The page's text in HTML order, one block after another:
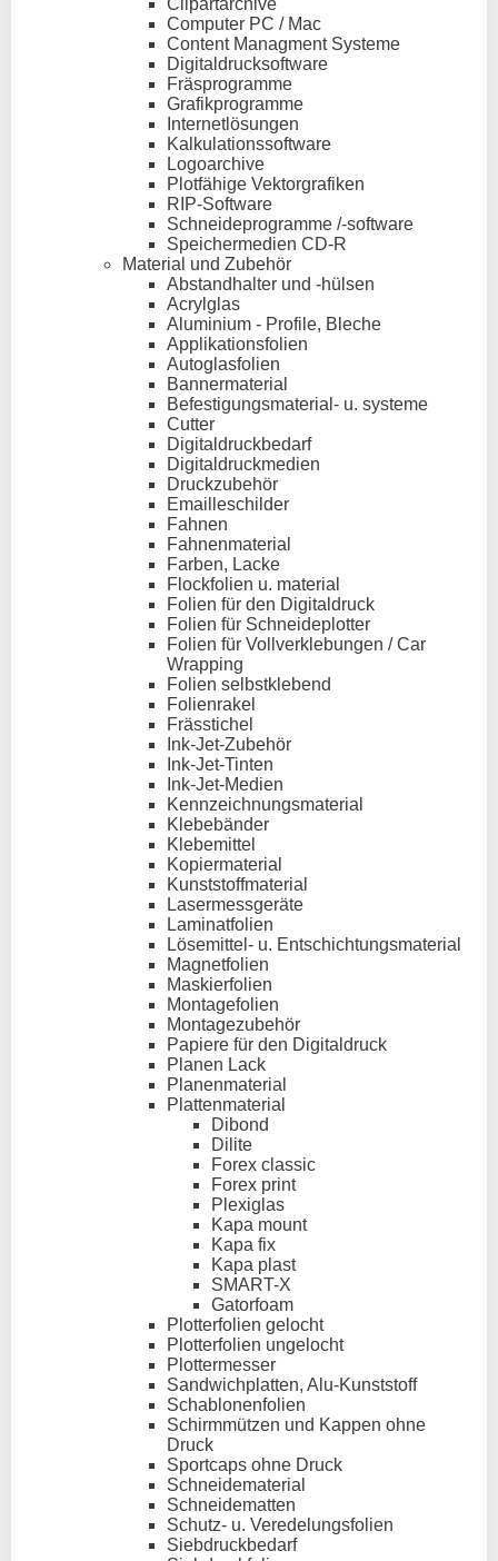
Clipartarchive
Computer PC / Mac
Content Managment Systeme
Digitaldrucksoftware
Fräsprogramme
Grafikprogramme
Internetlösungen
Kalkulationssoftware
Logoarchive
Plotfähige Vektorgrafiken
RIP-Software
Schneideprogramme /-software
Speichermedien CD-R
Material und Zubehör
Abstandhalter und -hülsen
Acrylglas
Aluminium - Profile, Bleche
Applikationsfolien
Autoglasfolien
Bannermaterial
Befestigungsmaterial- u. systeme
Cutter
Digitaldruckbedarf
Digitaldruckmedien
Druckzubehör
Emailleschilder
Fahnen
Fahnenmaterial
Farben, Lacke
Flockfolien u. material
Folien für den Digitaldruck
Folien für Schneideplotter
Folien für Vollverklebungen / Car
Wrapping
Folien selbstklebend
Folienrakel
Frässtichel
Ink-Jet-Zubehör
Ink-Jet-Tinten
Ink-Jet-Medien
Kennzeichnungsmaterial
Klebebänder
Klebemittel
Kopiermaterial
Kunststoffmaterial
Lasermessgeräte
Laminatfolien
Lösemittel- u. Entschichtungsmaterial
Magnetfolien
Maskierfolien
Montagefolien
Montagezubehör
Papiere für den Digitaldruck
Planen Lack
Planenmaterial
Plattenmaterial
Dibond
Dilite
Forex classic
Forex print
Plexiglas
Kapa mount
Kapa fix
Kapa plast
SMART-X
Gatorfoam
Plotterfolien gelocht
Plotterfolien ungelocht
Plottermesser
Sandwichplatten, Alu-Kunststoff
Schablonenfolien
Schirmmützen und Kappen ohne
Druck
Sportcaps ohne Druck
Schneidematerial
Schneidematten
Schutz- u. Veredelungsfolien
Siebdruckbedarf